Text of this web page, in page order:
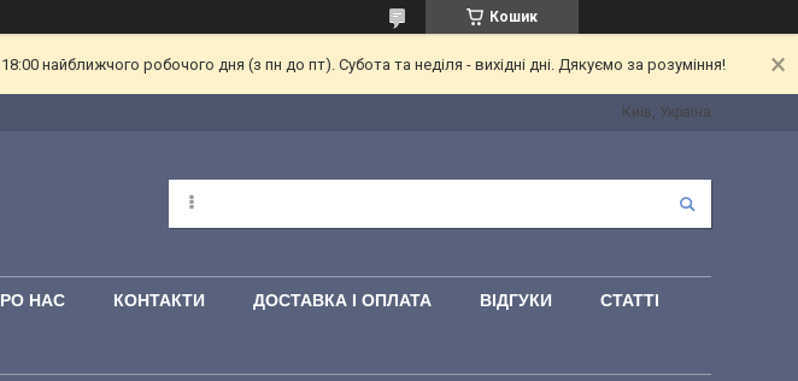
Кошик
найближчого робочого дня (з пн до пт). Субота та неділя - вихідні дні. Дякуємо за розуміння!
Київ, Україна
НАС КОНТАКТИ ДОСТАВКА І ОПЛАТА ВІДГУКИ СТАТТІ